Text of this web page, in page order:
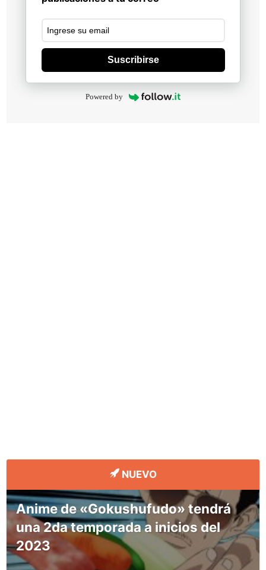
Suscribirse
Powered by
NUEVO
Anime de «Gokushufudo» tendrá
una 2da temporada a inicios del
2023